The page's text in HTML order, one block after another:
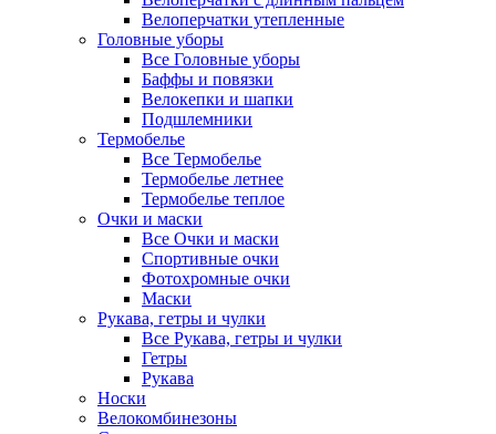
Велоперчатки утепленные
Головные уборы
Все Головные уборы
Баффы и повязки
Велокепки и шапки
Подшлемники
Термобелье
Все Термобелье
Термобелье летнее
Термобелье теплое
Очки и маски
Все Очки и маски
Спортивные очки
Фотохромные очки
Маски
Рукава, гетры и чулки
Все Рукава, гетры и чулки
Гетры
Рукава
Носки
Велокомбинезоны